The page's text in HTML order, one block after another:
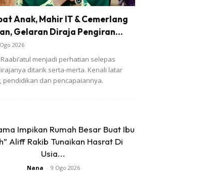
Anak, Mahir IT & Cemerlang
Gelaran Diraja Pengiran...
2026
menjadi perhatian selepas
ditarik serta-merta. Kenali latar
pendidikan dan pencapaiannya.
Impikan Rumah Besar Buat Ibu
Aliff Rakib Tunaikan Hasrat Di
Usia...
Nana - 9 Ogo 2026